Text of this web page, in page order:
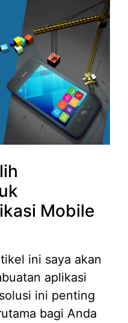
Mobile
ini saya akan
aplikasi
ini penting
bagi Anda